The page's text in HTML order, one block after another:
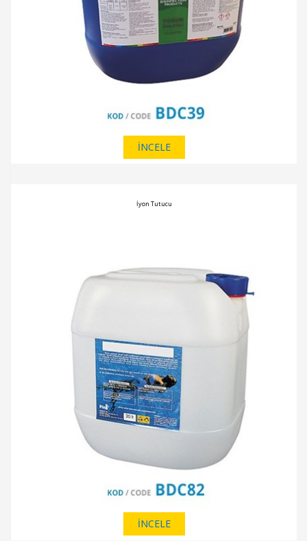
İNCELE
İyon Tutucu
İNCELE